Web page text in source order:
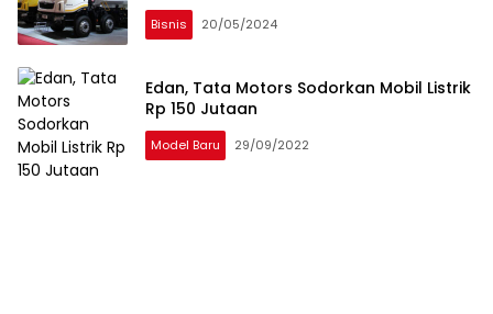
Bisnis 20/05/2024
Edan, Tata Motors Sodorkan Mobil Listrik
Rp 150 Jutaan
Model Baru 29/09/2022